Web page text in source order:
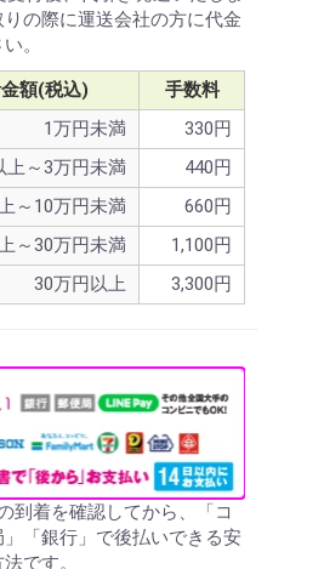
の際に運送会社の方に代金
。
額(税込)
手数料
1万円未満
330円
上～3万円未満
440円
～10万円未満
660円
～30万円未満
1,100円
30万円以上
3,300円
到着を確認してから、「コ
「銀行」で後払いできる安
です。